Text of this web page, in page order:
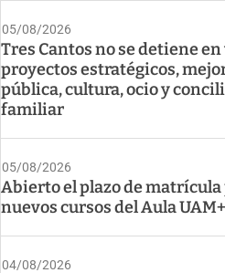
05/08/2026
Tres Cantos no se detiene
proyectos estratégicos,
pública, cultura, ocio y
familiar
05/08/2026
Abierto el plazo de matrícula
nuevos cursos del Aula
04/08/2026